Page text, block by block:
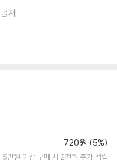
공저
720원 (5%)
5만원 이상 구매 시 2천원 추가 적립